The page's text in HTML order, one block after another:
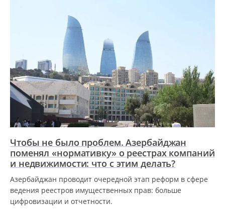
Чтобы не было проблем. Азербайджан
поменял «нормативку» о реестрах компаний
и недвижимости: что с этим делать?
Азербайджан проводит очередной этап реформ в сфере
ведения реестров имущественных прав: больше
цифровизации и отчетности.